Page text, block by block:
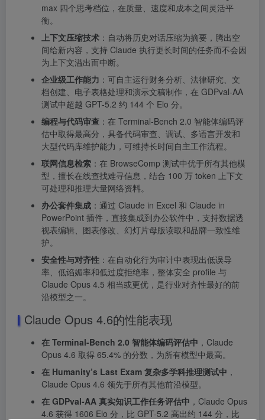
max 四个思考档位，在质量、速度和成本之间灵活平
衡。
上下文压缩技术 ：自动将历史对话压缩为摘要，腾出空
间给新内容，支持 Claude 执行更长时间的任务而不会因
为上下文溢出而中断。
企业级工作能力 ：可自主运行财务分析、法律研究、文
档创建、电子表格处理和演示文稿制作，在 GDPval-AA
测试中超越 GPT-5.2 约 144 个 Elo 分。
编程与代码审查 ：在 Terminal-Bench 2.0 智能体编码评
估中取得最高分，具备代码审查、调试、多语言开发和
大型代码库维护能力，可维持长时间自主工作流程。
联网信息检索 ：在 BrowseComp 测试中优于所有其他模
型，擅长在线查找难寻信息，结合 100 万 token 上下文
可处理和推理大量网络资料。
办公套件集成 ：通过 Claude in Excel 和 Claude in
PowerPoint 插件，直接集成到办公软件中，支持数据透
视表编辑、图表修改、幻灯片母版读取和品牌一致性维
护。
安全性与对齐性 ：在自动化行为审计中表现出低误导
率、低谄媚率和低过度拒绝率，整体安全 profile 与
Claude Opus 4.5 相当或更优，是行业对齐性最好的前
沿模型之一。
Claude Opus 4.6的性能表现
在 Terminal-Bench 2.0 智能体编码评估中 ，Claude
Opus 4.6 取得 65.4% 的分数，为所有模型中最高。
在 Humanity’s Last Exam 复杂多学科推理测试中 ，
Claude Opus 4.6 领先于所有其他前沿模型。
在 GDPval-AA 真实知识工作任务评估中 ，Claude Opus
4.6 获得 1606 Elo 分，比 GPT-5.2 高出约 144 分，比